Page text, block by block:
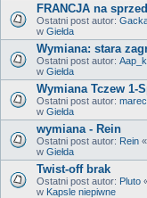
FRANCJA na
Ostatni post autor:
w Giełda
Wymiana: stara
Ostatni post autor:
w Giełda
Wymiana Tczew 1-
Ostatni post autor:
w Giełda
wymiana - Rein
Ostatni post autor: Rein «
w Giełda
Twist-off brak
Ostatni post autor: Pluto
w Kapsle niepiwne